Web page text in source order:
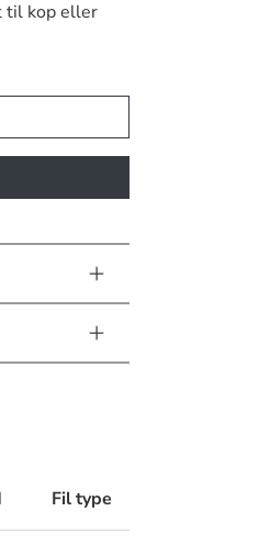
til kop eller
Fil type